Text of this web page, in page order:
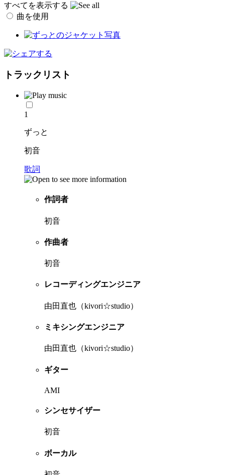
すべてを表示する
曲を使用
トラックリスト
1
ずっと
初音
歌詞
作詞者
初音
作曲者
初音
レコーディングエンジニア
由田直也（kivori☆studio）
ミキシングエンジニア
由田直也（kivori☆studio）
ギター
AMI
シンセサイザー
初音
ボーカル